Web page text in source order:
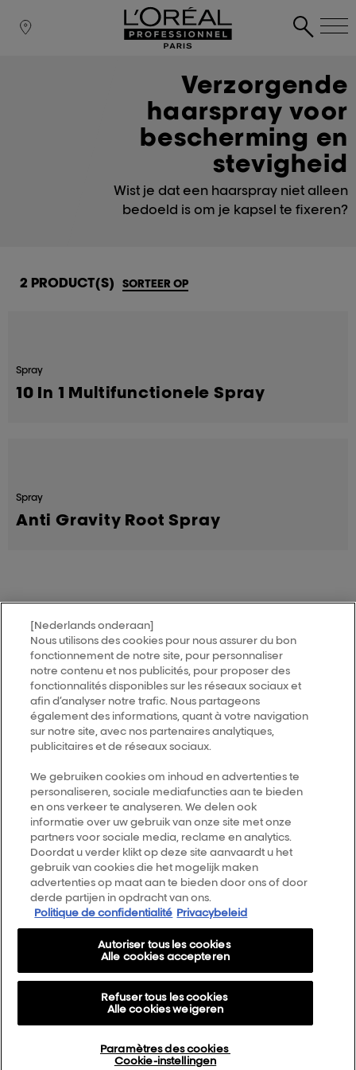
Verzorgende
haarspray voor
bescherming en
stevigheid
Wist je dat een haarspray niet alleen
bedoeld is om je kapsel te fixeren?
2 PRODUCT(S) SORTEER OP
Spray
10 In 1 Multifunctionele Spray
Spray
Anti Gravity Root Spray
MY HAIR[iD]
Vind een salon
Follow us
14, rue Royale 75008 PARIS
[email protected]
Terug naar de top
Kies je land
Smartbond
Sitemap
Algemene voorwaarden
Privacybeleid
Cookie Settings
AirLight Pro Terms & Conditions
[Nederlands onderaan]
Nous utilisons des cookies pour nous assurer du bon
fonctionnement de notre site, pour personnaliser
notre contenu et nos publicités, pour proposer des
fonctionnalités disponibles sur les réseaux sociaux et
afin d’analyser notre trafic. Nous partageons
également des informations, quant à votre navigation
sur notre site, avec nos partenaires analytiques,
publicitaires et de réseaux sociaux.
We gebruiken cookies om inhoud en advertenties te
personaliseren, sociale mediafuncties aan te bieden
en ons verkeer te analyseren. We delen ook
informatie over uw gebruik van onze site met onze
partners voor sociale media, reclame en analytics.
Doordat u verder klikt op deze site aanvaardt u het
gebruik van cookies die het mogelijk maken
advertenties op maat aan te bieden door ons of door
derde partijen in opdracht van ons.
Politique de confidentialité Privacybeleid
Paramètres des cookies
Cookie-instellingen
Refuser tous les cookies
Alle cookies weigeren
Autoriser tous les cookies
Alle cookies accepteren